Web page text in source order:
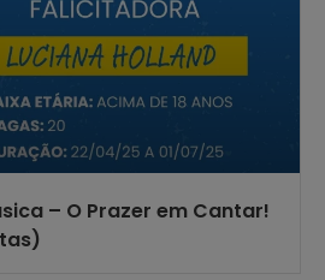
– O Prazer em Cantar!